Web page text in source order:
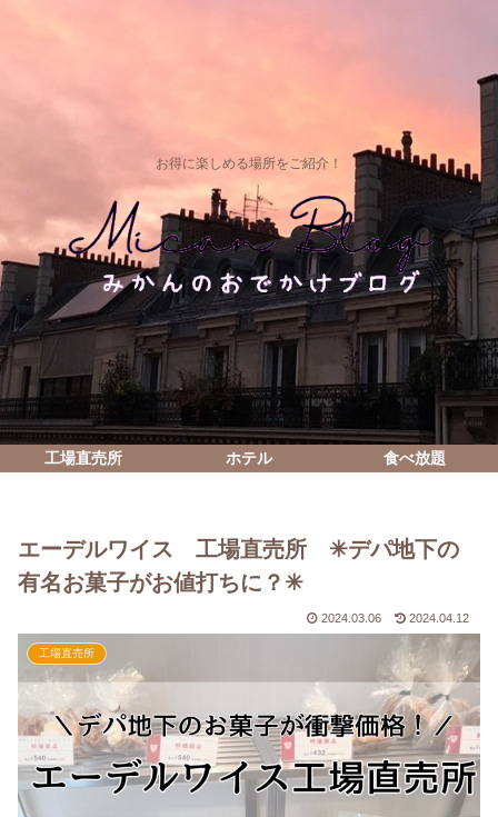
お得に楽しめる場所をご紹介！
工場直売所 ホテル 食べ放題
エーデルワイス 工場直売所 ✳︎デパ地下の
有名お菓子がお値打ちに？✳︎
2024.03.06 2024.04.12
工場直売所